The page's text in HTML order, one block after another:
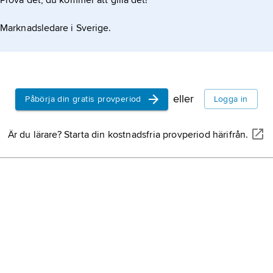
Marknadsledare i Sverige.
Påbörja din gratis provperiod eller Logga in
Är du lärare? Starta din kostnadsfria provperiod härifrån.